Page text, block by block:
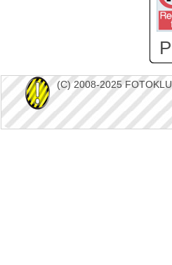
(C) 2008-2025